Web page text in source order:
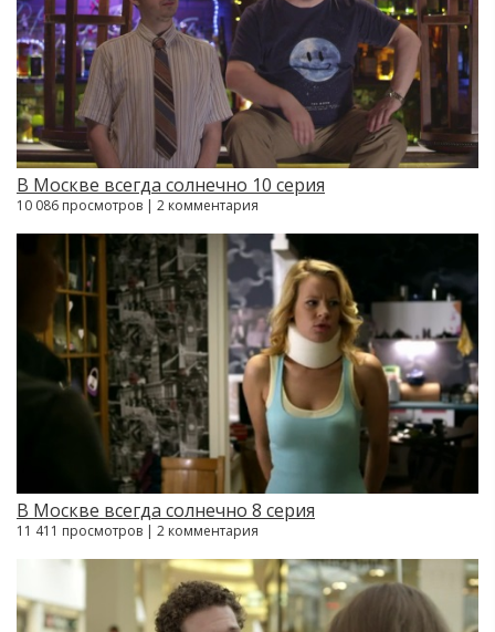
В Москве всегда солнечно 10 серия
10 086 просмотров | 2 комментария
В Москве всегда солнечно 8 серия
11 411 просмотров | 2 комментария